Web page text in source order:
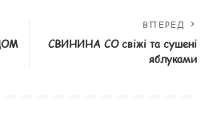
ВПЕРЕД
СВИНИНА СО свіжі та сушені
яблуками